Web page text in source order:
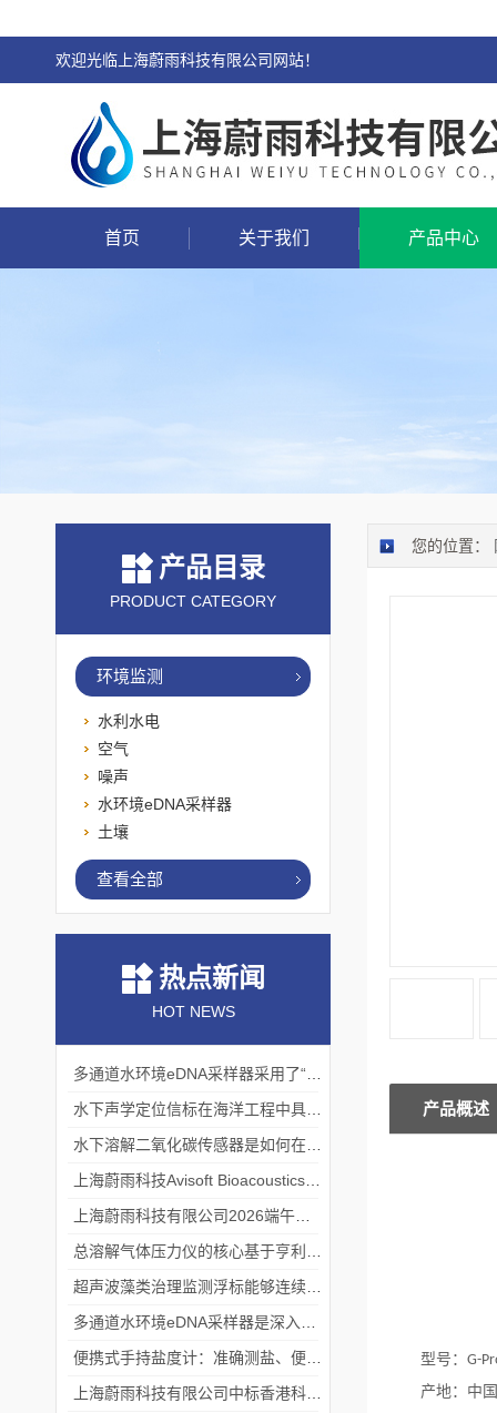
欢迎光临上海蔚雨科技有限公司网站！
首页 关于我们 产品中心
您的位置：
产品概述
型号： G-
产地：中国
产品目录
PRODUCT CATEGORY
环境监测
水利水电
空气
噪声
水环境eDNA采样器
土壤
查看全部
热点新闻
HOT NEWS